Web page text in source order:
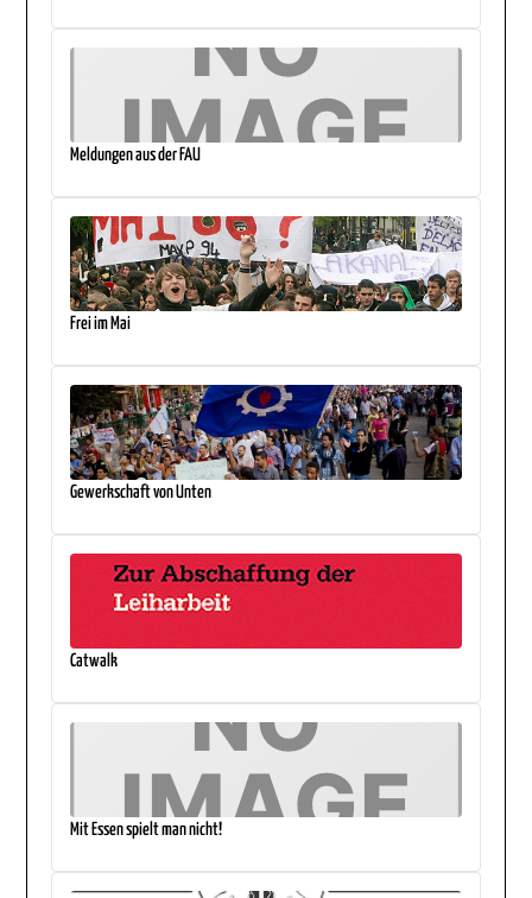
Meldungen aus der FAU
Frei im Mai
Gewerkschaft von Unten
Catwalk
Mit Essen spielt man nicht!